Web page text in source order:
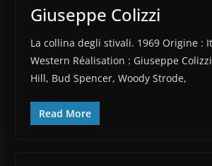
Giuseppe Colizzi
La collina degli stivali. 1969 Origine :
Western Réalisation : Giuseppe
Hill, Bud Spencer, Woody Strode,
Read More